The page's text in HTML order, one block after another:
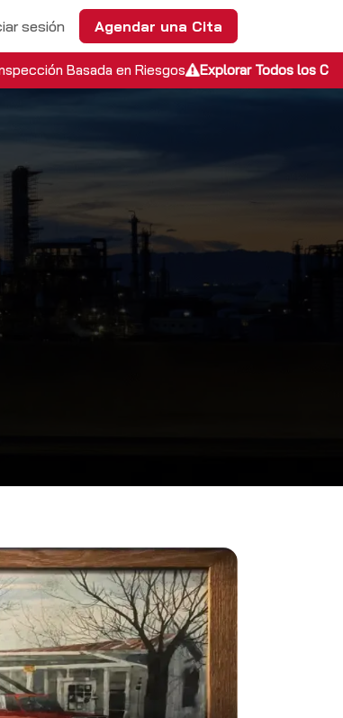
sesión Agendar una Cita
Basada en Riesgos Explorar Todos los